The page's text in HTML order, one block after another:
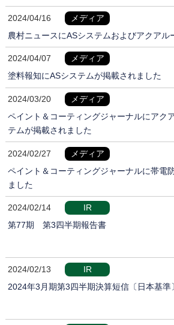
2024/04/16
メディア
農村ニュースにASシステムおよびアクアル
2024/04/07
メディア
塗料報知にASシステムが掲載されました
2024/03/20
メディア
ペイント＆コーティングジャーナルにアク
テムが掲載されました
2024/02/27
メディア
ペイント＆コーティングジャーナルに帯電
ました
2024/02/14
IR
第77期 第3四半期報告書
2024/02/13
IR
2024年3月期第3四半期決算短信〔日本基準